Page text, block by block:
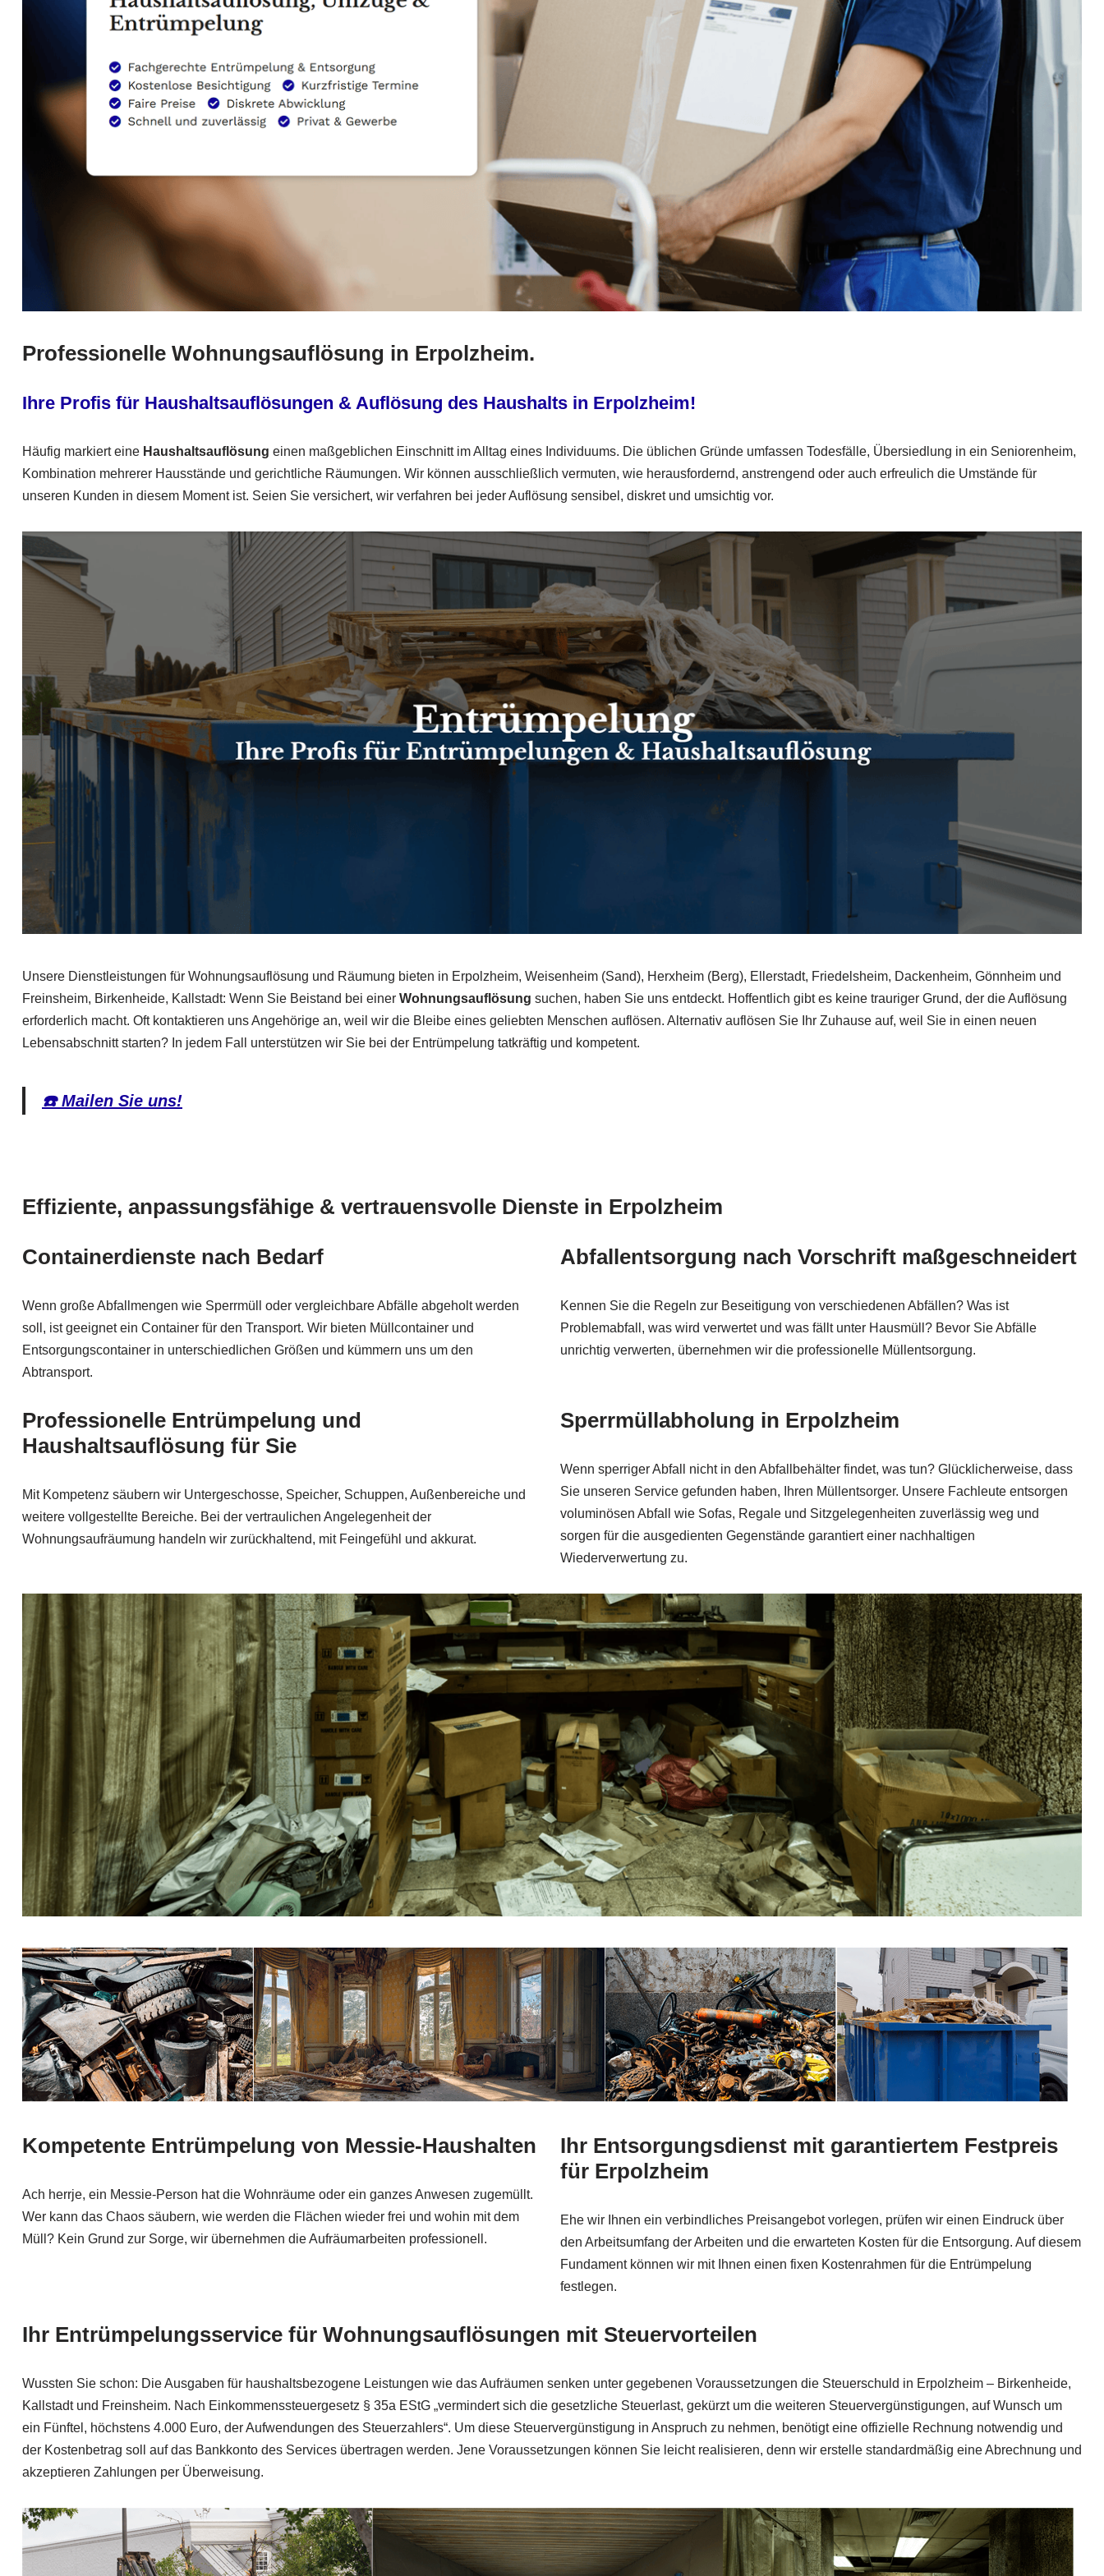
Professionelle Wohnungsauflösung in Erpolzheim.
Ihre Profis für Haushaltsauflösungen & Auflösung des Haushalts in Erpolzheim!
Häufig markiert eine Haushaltsauflösung einen maßgeblichen Einschnitt im Alltag eines Individuums. Die üblichen Gründe umfassen Todesfälle, Übersiedlung in ein Seniorenheim,
Kombination mehrerer Hausstände und gerichtliche Räumungen. Wir können ausschließlich vermuten, wie herausfordernd, anstrengend oder auch erfreulich die Umstände für
unseren Kunden in diesem Moment ist. Seien Sie versichert, wir verfahren bei jeder Auflösung sensibel, diskret und umsichtig vor.
Unsere Dienstleistungen für Wohnungsauflösung und Räumung bieten in Erpolzheim, Weisenheim (Sand), Herxheim (Berg), Ellerstadt, Friedelsheim, Dackenheim, Gönnheim und
Freinsheim, Birkenheide, Kallstadt: Wenn Sie Beistand bei einer Wohnungsauflösung suchen, haben Sie uns entdeckt. Hoffentlich gibt es keine trauriger Grund, der die Auflösung
erforderlich macht. Oft kontaktieren uns Angehörige an, weil wir die Bleibe eines geliebten Menschen auflösen. Alternativ auflösen Sie Ihr Zuhause auf, weil Sie in einen neuen
Lebensabschnitt starten? In jedem Fall unterstützen wir Sie bei der Entrümpelung tatkräftig und kompetent.
☎️ Mailen Sie uns!
Effiziente, anpassungsfähige & vertrauensvolle Dienste in Erpolzheim
Containerdienste nach Bedarf
Wenn große Abfallmengen wie Sperrmüll oder vergleichbare Abfälle abgeholt werden
soll, ist geeignet ein Container für den Transport. Wir bieten Müllcontainer und
Entsorgungscontainer in unterschiedlichen Größen und kümmern uns um den
Abtransport.
Abfallentsorgung nach Vorschrift maßgeschneidert
Kennen Sie die Regeln zur Beseitigung von verschiedenen Abfällen? Was ist
Problemabfall, was wird verwertet und was fällt unter Hausmüll? Bevor Sie Abfälle
unrichtig verwerten, übernehmen wir die professionelle Müllentsorgung.
Professionelle Entrümpelung und
Haushaltsauflösung für Sie
Mit Kompetenz säubern wir Untergeschosse, Speicher, Schuppen, Außenbereiche und
weitere vollgestellte Bereiche. Bei der vertraulichen Angelegenheit der
Wohnungsaufräumung handeln wir zurückhaltend, mit Feingefühl und akkurat.
Sperrmüllabholung in Erpolzheim
Wenn sperriger Abfall nicht in den Abfallbehälter findet, was tun? Glücklicherweise, dass
Sie unseren Service gefunden haben, Ihren Müllentsorger. Unsere Fachleute entsorgen
voluminösen Abfall wie Sofas, Regale und Sitzgelegenheiten zuverlässig weg und
sorgen für die ausgedienten Gegenstände garantiert einer nachhaltigen
Wiederverwertung zu.
Kompetente Entrümpelung von Messie-Haushalten
Ach herrje, ein Messie-Person hat die Wohnräume oder ein ganzes Anwesen zugemüllt.
Wer kann das Chaos säubern, wie werden die Flächen wieder frei und wohin mit dem
Müll? Kein Grund zur Sorge, wir übernehmen die Aufräumarbeiten professionell.
Ihr Entsorgungsdienst mit garantiertem Festpreis
für Erpolzheim
Ehe wir Ihnen ein verbindliches Preisangebot vorlegen, prüfen wir einen Eindruck über
den Arbeitsumfang der Arbeiten und die erwarteten Kosten für die Entsorgung. Auf diesem
Fundament können wir mit Ihnen einen fixen Kostenrahmen für die Entrümpelung
festlegen.
Ihr Entrümpelungsservice für Wohnungsauflösungen mit Steuervorteilen
Wussten Sie schon: Die Ausgaben für haushaltsbezogene Leistungen wie das Aufräumen senken unter gegebenen Voraussetzungen die Steuerschuld in Erpolzheim – Birkenheide,
Kallstadt und Freinsheim. Nach Einkommenssteuergesetz § 35a EStG „vermindert sich die gesetzliche Steuerlast, gekürzt um die weiteren Steuervergünstigungen, auf Wunsch um
ein Fünftel, höchstens 4.000 Euro, der Aufwendungen des Steuerzahlers“. Um diese Steuervergünstigung in Anspruch zu nehmen, benötigt eine offizielle Rechnung notwendig und
der Kostenbetrag soll auf das Bankkonto des Services übertragen werden. Jene Voraussetzungen können Sie leicht realisieren, denn wir erstelle standardmäßig eine Abrechnung und
akzeptieren Zahlungen per Überweisung.